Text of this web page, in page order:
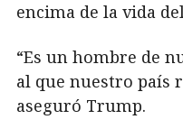
encima de la vida
“Es un hombre de
al que nuestro país
aseguró Trump.